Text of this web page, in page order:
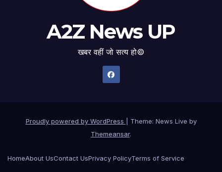
A2Z News UP
खबर वहीं जो सत्य हो©
Proudly powered by WordPress
Theme: News Live by
Themeansar.
HomeAbout UsContact UsPrivacy PolicyTerms of Service